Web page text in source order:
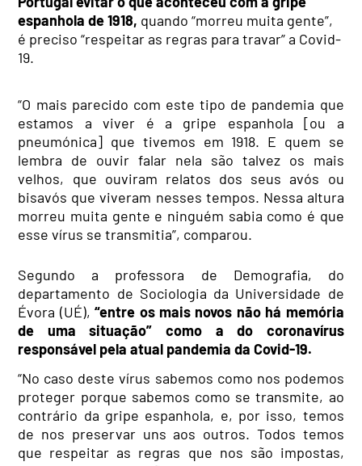
espanhola de 1918, quando “morreu muita gente”,
é preciso “respeitar as regras para travar” a Covid-
19.
“O mais parecido com este tipo de pandemia que
estamos a viver é a gripe espanhola [ou a
pneumónica] que tivemos em 1918. E quem se
lembra de ouvir falar nela são talvez os mais
velhos, que ouviram relatos dos seus avós ou
bisavós que viveram nesses tempos. Nessa altura
morreu muita gente e ninguém sabia como é que
esse vírus se transmitia”, comparou.
Segundo a professora de Demografia, do
departamento de Sociologia da Universidade de
Évora (UÉ), “entre os mais novos não há memória
de uma situação” como a do coronavírus
responsável pelaatual pandemia daCovid-19.
“No caso deste vírus sabemos como nos podemos
proteger porque sabemos como se transmite, ao
contrário da gripe espanhola, e, por isso, temos
de nos preservar uns aos outros. Todos temos
que respeitar as regras que nos são impostas,